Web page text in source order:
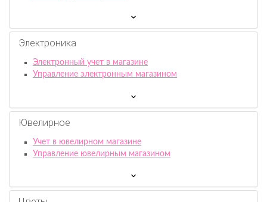
Электроника
Электронный учет в магазине
Управление электронным магазином
Ювелирное
Учет в ювелирном магазине
Управление ювелирным магазином